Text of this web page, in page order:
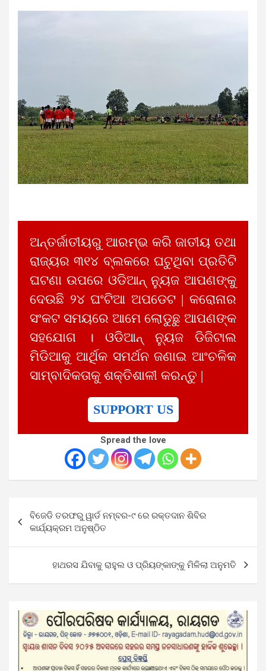
ଅନ୍ତର୍ଜାତୀୟରୁ ଆରମ୍ଭ କରି ଜାତୀୟ ତଥା
ରାଜ୍ୟର ୩୧୪ ବ୍ଲକରେ ଘଟୁଥିବା ପ୍ରତିଟି
ଘଟଣା ଉପରେ ଓଡିଆନ୍ ନ୍ୟୁଜ ଆପଣଙ୍କୁ
ଦେଉଛି ୨୪ ଘଂଟିଆ ଅପଡେଟ | କରୋନାର
ସଂକଟ ସମୟରେ ଆମେ ଲୋଡୁଛୁ ଆପଣଙ୍କ
ସହଯୋଗ । ଓଡିଆନ୍ ନ୍ୟୁଜ ଡିଜିଟାଲ
ମିଡିଆକୁ ଆର୍ଥିକ ସମର୍ଥନ ଜଣାଇ ଆଂଚଳିକ
ସାମ୍ବାଦିକତାକୁ ଶକ୍ତିଶାଳୀ କରନ୍ତୁ |
SUPPORT US
Spread the love
navigation
ବିଜେଡି ତରଫରୁ ୱାର୍ଡ ନମ୍ବର-୯ ରେ ରକ୍ତଦାନ ଶିବିର
କାର୍ଯ୍ୟକ୍ରମ ଅନୁଷ୍ଠିତ
ହାଥରସ ଯିବାକୁ ରାହୁଲ ଓ ପ୍ରିୟଙ୍କାଙ୍କୁ ମିଳିଲା ଅନୁମତି